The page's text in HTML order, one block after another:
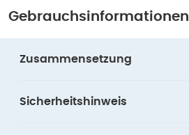
Gebrauchsinformationen
Zusammensetzung
Sicherheitshinweis